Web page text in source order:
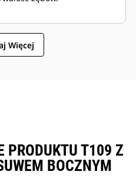
Więcej
PRODUKTU T109 Z
BOCZNYM